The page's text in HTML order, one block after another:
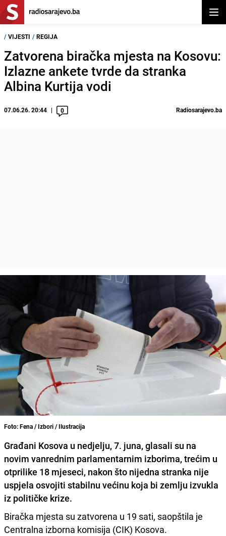
/ VIJESTI / REGIJA
Zatvorena biračka mjesta na Kosovu:
Izlazne ankete tvrde da stranka
Albina Kurtija vodi
07.06.26. 20:44 0 Radiosarajevo.ba
Foto: Fena / Izbori / Ilustracija
Građani Kosova u nedjelju, 7. juna, glasali su na
novim vanrednim parlamentarnim izborima, trećim u
otprilike 18 mjeseci, nakon što nijedna stranka nije
uspjela osvojiti stabilnu većinu koja bi zemlju izvukla
iz političke krize.
Biračka mjesta su zatvorena u 19 sati, saopštila je
Centralna izborna komisija (CIK) Kosova.